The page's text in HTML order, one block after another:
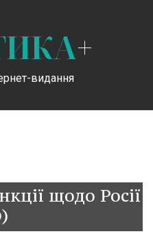
+
видання
щодо Росії